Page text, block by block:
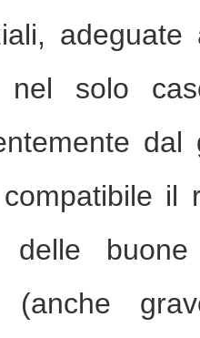
solo
dal
il
(anche